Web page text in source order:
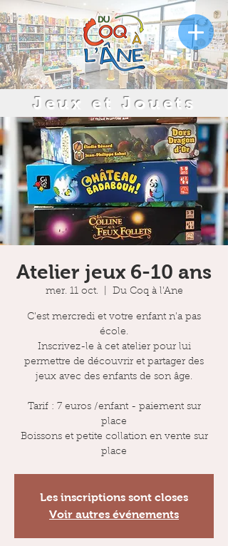
Jeux et Jouets
Atelier jeux 6-10 ans
mer. 11 oct. Du Coq à l'Ane
C'est mercredi et votre enfant n'a pas
école.
Inscrivez-le à cet atelier pour lui
permettre de découvrir et partager des
jeux avec des enfants de son âge.
Tarif : 7 euros /enfant - paiement sur
place
Boissons et petite collation en vente sur
place
Les inscriptions sont closes
Voir autres événements